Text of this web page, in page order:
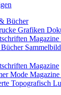
Bücher
Grafiken
Magazine
Bücher
Magazine
Mode Magazine
Topografisch